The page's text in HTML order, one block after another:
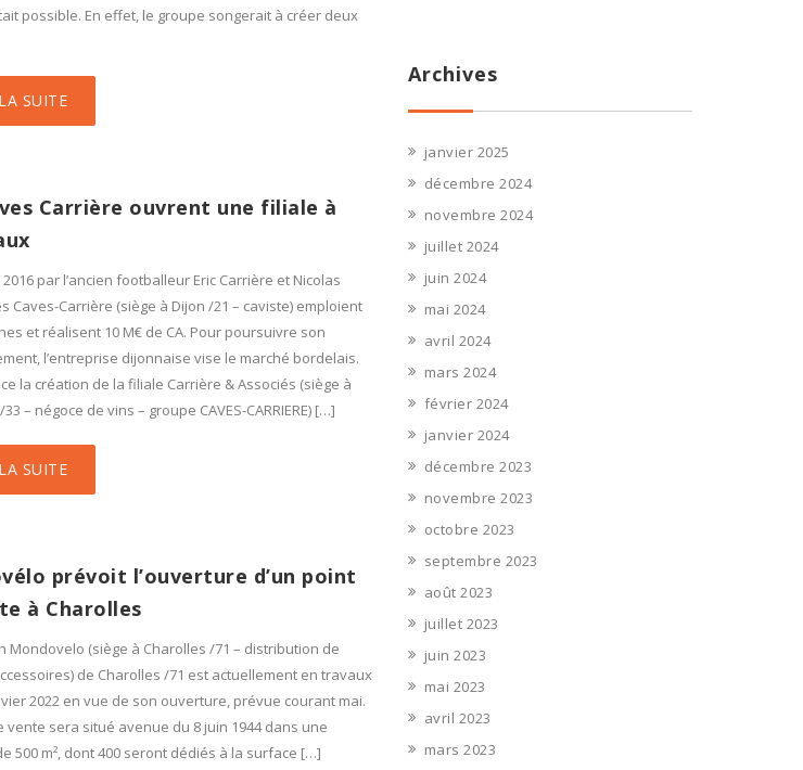
possible. En effet, le groupe songerait à créer deux
SUITE
Carrière ouvrent une filiale à
par l’ancien footballeur Eric Carrière et Nicolas
Caves-Carrière (siège à Dijon /21 – caviste) emploient
et réalisent 10 M€ de CA. Pour poursuivre son
l’entreprise dijonnaise vise le marché bordelais.
la création de la filiale Carrière & Associés (siège à
– négoce de vins – groupe CAVES-CARRIERE) […]
SUITE
prévoit l’ouverture d’un point
à Charolles
Mondovelo (siège à Charolles /71 – distribution de
de Charolles /71 est actuellement en travaux
2022 en vue de son ouverture, prévue courant mai.
vente sera situé avenue du 8 juin 1944 dans une
500 m², dont 400 seront dédiés à la surface […]
Archives
janvier 2025
décembre 2024
novembre 2024
juillet 2024
juin 2024
mai 2024
avril 2024
mars 2024
février 2024
janvier 2024
décembre 2023
novembre 2023
octobre 2023
septembre 2023
août 2023
juillet 2023
juin 2023
mai 2023
avril 2023
mars 2023